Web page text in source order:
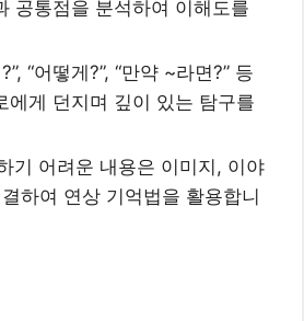
공통점을 분석하여 이해도를
“어떻게?”, “만약 ~라면?” 등
에게 던지며 깊이 있는 탐구를
기 어려운 내용은 이미지, 이야
하여 연상 기억법을 활용합니